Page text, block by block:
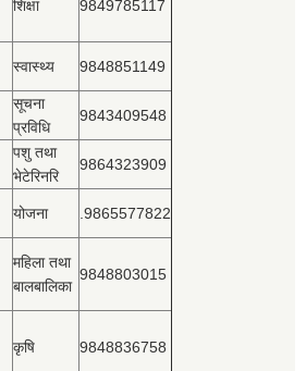
शिक्षा 9849785117
स्वास्थ्य 9848851149
सूचना
प्रविधि
9843409548
पशु तथा
भेटेरिनरि
9864323909
योजना .9865577822
महिला तथा
बालबालिका
9848803015
कृषि 9848836758